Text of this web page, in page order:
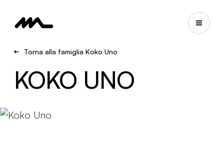
Torna alla famiglia Koko Uno
KOKO UNO